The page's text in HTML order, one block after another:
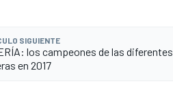
SIGUIENTE
los campeones de las diferentes
en 2017